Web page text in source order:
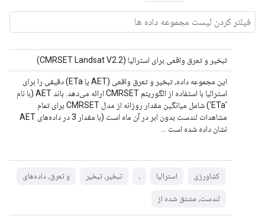
تبخیر و تعرق واقعی برای استرالیا (CMRSET Landsat V2.2)
این مجموعه داده، تبخیر و تعرق واقعی (AET یا ETa) دقیقی را برای
استرالیا با استفاده از الگوریتم CMRSET ارائه می‌دهد. باند AET (با نام
'ETa') شامل میانگین مقدار روزانه از مدل CMRSET برای تمام
مشاهدات لندست بدون ابر در آن ماه است (با مقدار 3 در داده‌های AET
نشان داده شده است ...
کشاورزی استرالیا ، تبخیر، تبخیر و تعرق، داده‌های
لندست، مشتق شده از